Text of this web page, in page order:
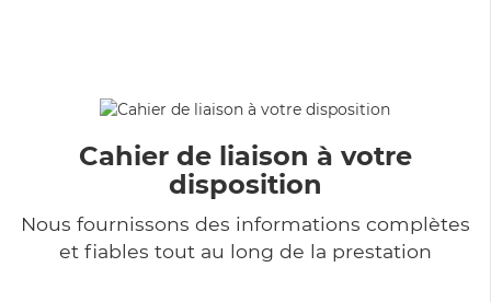
Cahier de liaison à votre
disposition
Nous fournissons des informations complètes
et fiables tout au long de la prestation